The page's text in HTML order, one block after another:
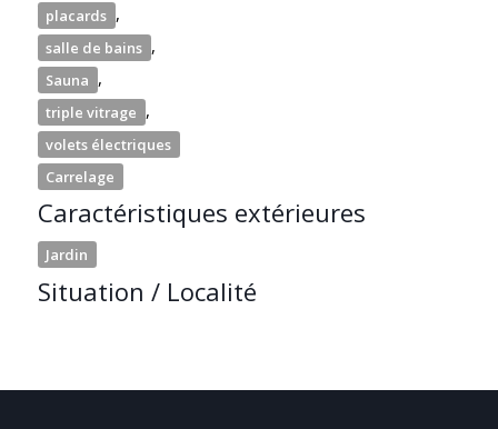
placards ,
salle de bains ,
Sauna ,
triple vitrage ,
volets électriques
Carrelage
Caractéristiques extérieures
Jardin
Situation / Localité